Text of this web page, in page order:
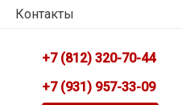
Контакты
+7 (812) 320-70-44
+7 (931) 957-33-09